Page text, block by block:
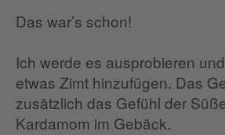
Das war’s schon!
Ich werde es ausprobieren
etwas Zimt hinzufügen. Das
zusätzlich das Gefühl der
Kardamom im Gebäck.